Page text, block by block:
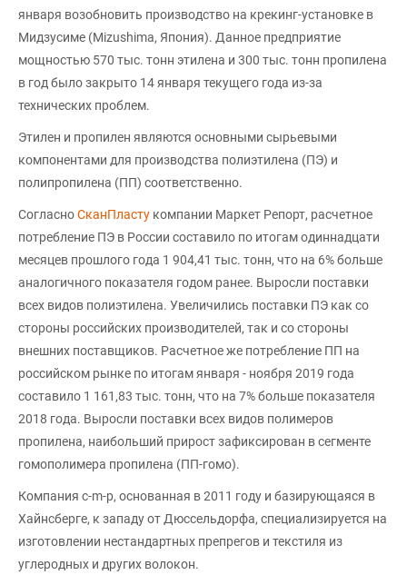
января возобновить производство на крекинг-установке в
Мидзусиме (Mizushima, Япония). Данное предприятие
мощностью 570 тыс. тонн этилена и 300 тыс. тонн пропилена
в год было закрыто 14 января текущего года из-за
технических проблем.
Этилен и пропилен являются основными сырьевыми
компонентами для производства полиэтилена (ПЭ) и
полипропилена (ПП) соответственно.
СогласноСканПласту компании Маркет Репорт, расчетное
потребление ПЭ в России составило по итогам одиннадцати
месяцев прошлого года 1 904,41 тыс. тонн, что на 6% больше
аналогичного показателя годом ранее. Выросли поставки
всех видов полиэтилена. Увеличились поставки ПЭ как со
стороны российских производителей, так и со стороны
внешних поставщиков. Расчетное же потребление ПП на
российском рынке по итогам января - ноября 2019 года
составило 1 161,83 тыс. тонн, что на 7% больше показателя
2018 года. Выросли поставки всех видов полимеров
пропилена, наибольший прирост зафиксирован в сегменте
гомополимера пропилена (ПП-гомо).
Компания c-m-p, основанная в 2011 году и базирующаяся в
Хайнсберге, к западу от Дюссельдорфа, специализируется на
изготовлении нестандартных препрегов и текстиля из
углеродных и других волокон.